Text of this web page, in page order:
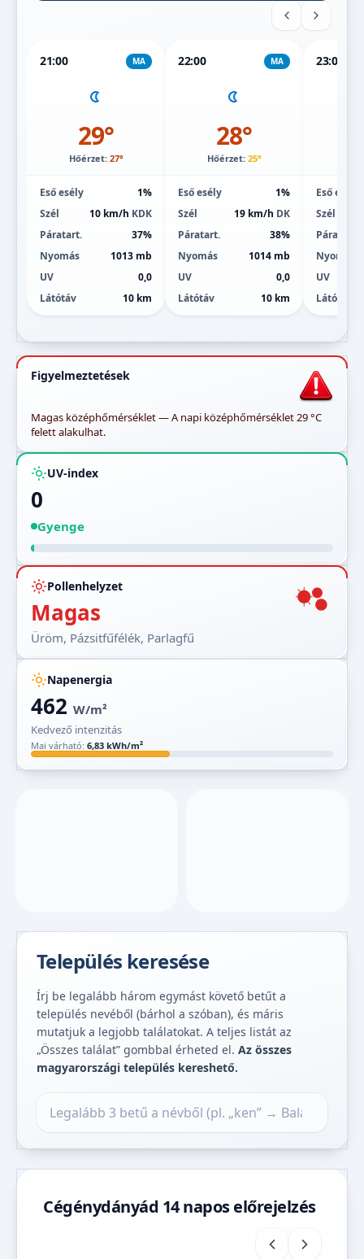
21:00 MA
29°
Hőérzet: 27°
Eső esély
1%
Szél
10 km/h KDK
Páratart.
37%
Nyomás
1013 mb
UV
0,0
Látótáv
10 km
22:00 MA
28°
Hőérzet: 25°
Eső esély
1%
Szél
19 km/h DK
Páratart.
38%
Nyomás
1014 mb
UV
0,0
Látótáv
10 km
23:00
Eső esély
Szél
Páratart.
Nyomás
UV
Látótáv
Figyelmeztetések
Magas középhőmérséklet — A napi középhőmérséklet 29 °C
felett alakulhat.
UV-index
0
Gyenge
Pollenhelyzet
Magas
Üröm, Pázsitfűfélék, Parlagfű
Napenergia
462 W/m²
Kedvező intenzitás
Mai várható: 6,83 kWh/m²
Település keresése
Írj be legalább három egymást követő betűt a
település nevéből (bárhol a szóban), és máris
mutatjuk a legjobb találatokat. A teljes listát az
„Összes találat” gombbal érheted el. Az összes
magyarországi település kereshető.
Cégénydányád 14 napos előrejelzés